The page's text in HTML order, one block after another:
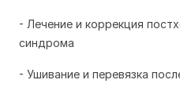
- Лечение и коррекция
синдрома
- Ушивание и перевязка